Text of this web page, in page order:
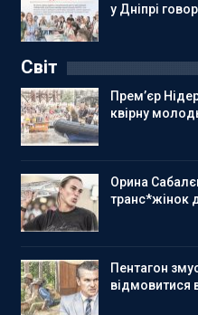
у Дніпрі
Світ
Прем’єр
квірну
Орина
транс*жінок
Пентагон
відмовитися